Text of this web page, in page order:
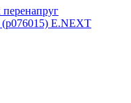
перенапруг
(p076015) E.NEXT